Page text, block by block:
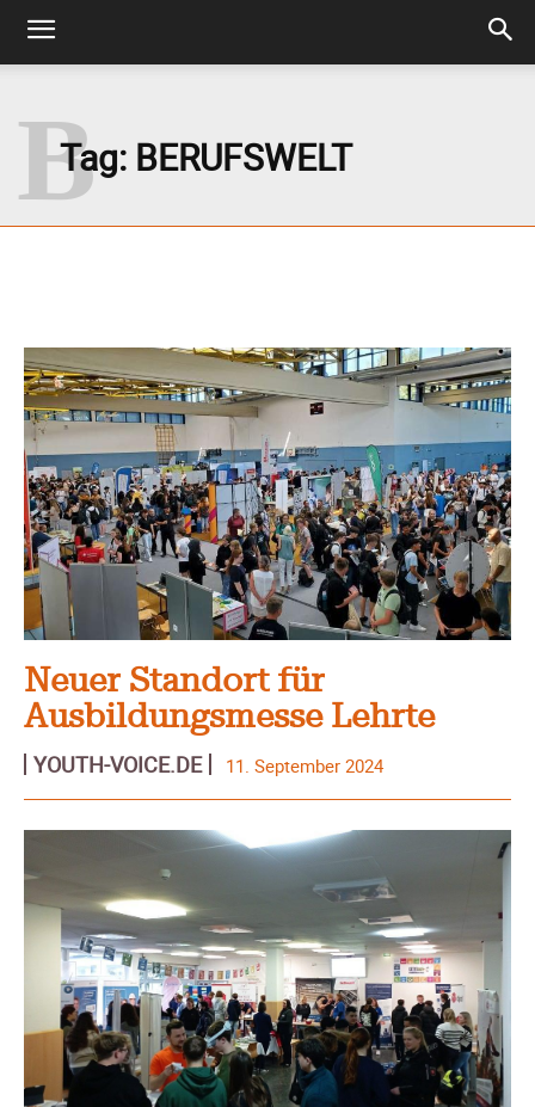
Tag: BERUFSWELT
B
Neuer Standort für
Ausbildungsmesse Lehrte
YOUTH-VOICE.DE 11. September 2024